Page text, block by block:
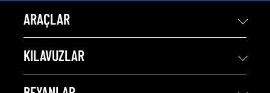
ARAÇLAR
KILAVUZLAR